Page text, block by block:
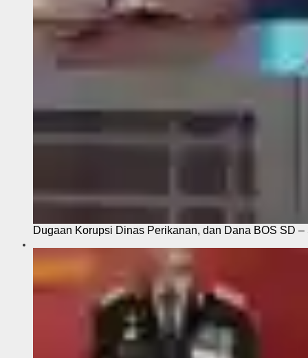
Dugaan Korupsi Dinas Perikanan, dan Dana BOS SD